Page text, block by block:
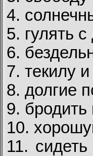
4.
5. гулять
6.
7. текилу
8. долгие
9.
10.
11.